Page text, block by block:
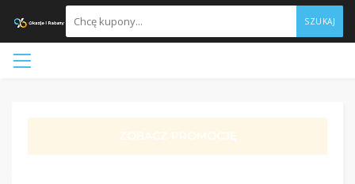
SZUKAJ
ZOBACZ PROMOCJĘ